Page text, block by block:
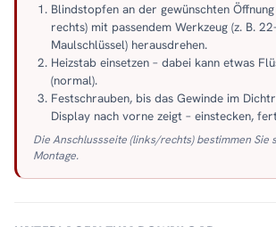
Blindstopfen an der gewünschten
rechts) mit passendem Werkzeug (z. B.
Maulschlüssel) herausdrehen.
Heizstab einsetzen – dabei kann etwas
(normal).
Festschrauben, bis das Gewinde im
Display nach vorne zeigt – einstecken,
Die Anschlussseite (links/rechts) bestimmen Sie
Montage.